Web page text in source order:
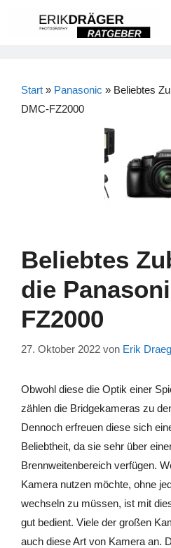
Start » Panasonic » Beliebtes
DMC-FZ2000
Beliebtes
die
FZ2000
27. Oktober 2022 von Erik
Obwohl diese die Optik einer
zählen die Bridgekameras zu
Dennoch erfreuen diese sich
Beliebtheit, da sie sehr über
Brennweitenbereich verfügen.
Kamera nutzen möchte, ohne
wechseln zu müssen, ist mit
gut bedient. Viele der großen
auch diese Art von Kamera an.